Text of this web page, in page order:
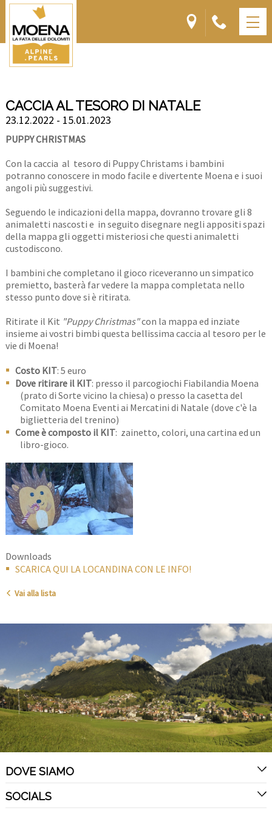
CACCIA AL TESORO DI NATALE
23.12.2022 - 15.01.2023
PUPPY CHRISTMAS
Con la caccia al tesoro di Puppy Christams i bambini
potranno conoscere in modo facile e divertente Moena e i suoi
angoli più suggestivi.
Seguendo le indicazioni della mappa, dovranno trovare gli 8
animaletti nascosti e in seguito disegnare negli appositi spazi
della mappa gli oggetti misteriosi che questi animaletti
custodiscono.
I bambini che completano il gioco riceveranno un simpatico
premietto, basterà far vedere la mappa completata nello
stesso punto dove si è ritirata.
Ritirate il Kit "Puppy Christmas"con la mappa ed inziate
insieme ai vostri bimbi questa bellissima caccia al tesoro per le
vie di Moena!
Costo KIT: 5 euro
Dove ritirare il KIT: presso il parcogiochi Fiabilandia Moena
(prato di Sorte vicino la chiesa) o presso la casetta del
Comitato Moena Eventi ai Mercatini di Natale (dove c'è la
biglietteria del trenino)
Come è composto il KIT: zainetto, colori, una cartina ed un
libro-gioco.
Downloads
SCARICA QUI LA LOCANDINA CON LE INFO!
Vai alla lista
DOVE SIAMO
SOCIALS